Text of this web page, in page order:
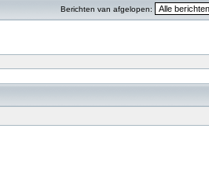
Berichten van afgelopen: